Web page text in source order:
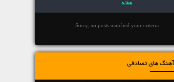
هفته
Sorry, no posts matched your criteria.
آهنگ های تصادفی